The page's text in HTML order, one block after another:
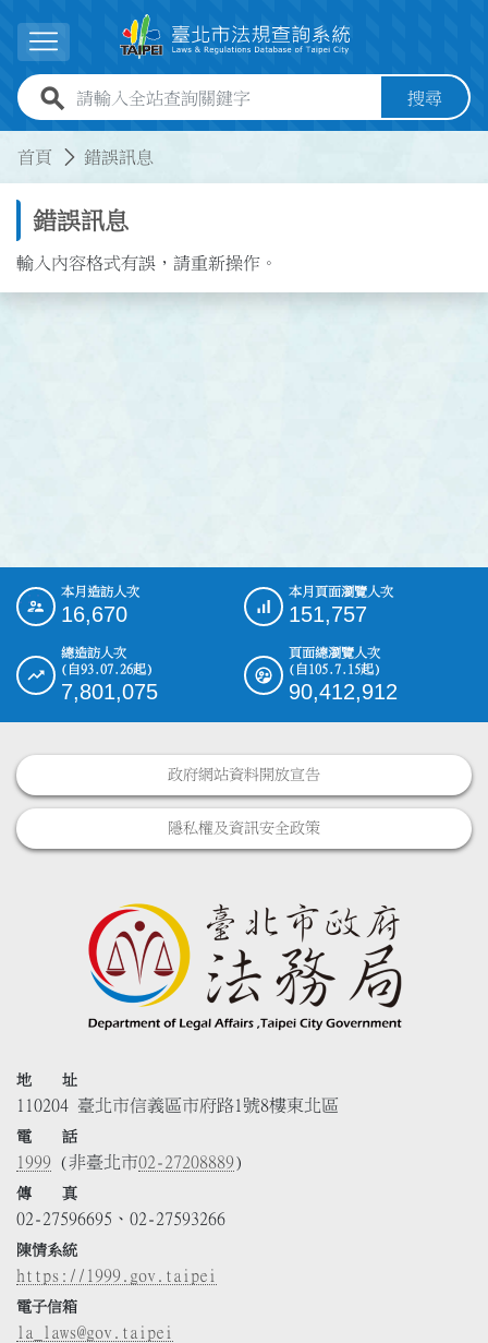
展開選單
全站查詢關鍵字欄位 搜尋
首頁 錯誤訊息
錯誤訊息
輸入內容格式有誤，請重新操作。
::: 本月造訪人次
16,670
本月頁面瀏覽人次
151,757
總造訪人次
(自93.07.26起)
7,801,075
頁面總瀏覽人次
(自105.7.15起)
90,412,912
政府網站資料開放宣告
隱私權及資訊安全政策
地 址
110204 臺北市信義區市府路1號8樓東北區
電 話
1999 (非臺北市02-27208889)
傳 真
02-27596695、02-27593266
陳情系統
https://1999.gov.taipei
電子信箱
la_laws@gov.taipei